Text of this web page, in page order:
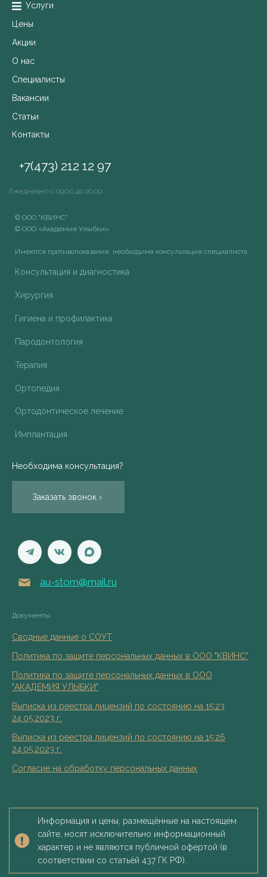
Услуги
Цены
Акции
О нас
Специалисты
Вакансии
Статьи
Контакты
+7(473) 212 12 97
Ежедневно с 09:00 до 20:00
© ООО "КВИНС"
© ООО «Академия Улыбки»
Имеются противопоказания, необходима консультация специалиста
Консультация и диагностика
Хирургия
Гигиена и профилактика
Пародонтология
Терапия
Ортопедия
Ортодонтическое лечение
Имплантация
Необходима консультация?
Заказать звонок ›
au-stom@mail.ru
Документы:
Сводные данные о СОУТ
Политика по защите персональных данных в ООО "КВИНС"
Политика по защите персональных данных в ООО
"АКАДЕМИЯ УЛЫБКИ"
Выписка из реестра лицензий по состоянию на 15:23
24.05.2023 г.
Выписка из реестра лицензий по состоянию на 15:26
24.05.2023 г.
Согласие на обработку персональных данных
Информация и цены, размещённые на настоящем
сайте, носят исключительно информационный
характер и не являются публичной офертой (в
соответствии со статьёй 437 ГК РФ).